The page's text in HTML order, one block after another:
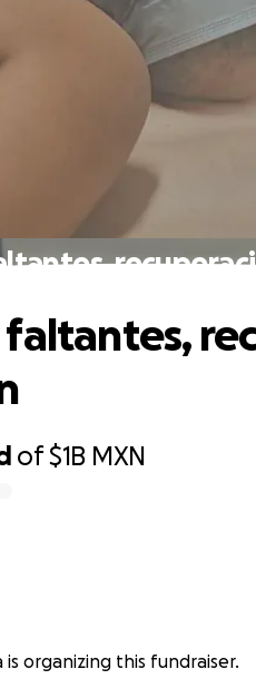
of$1B MXN
is organizing this fundraiser.